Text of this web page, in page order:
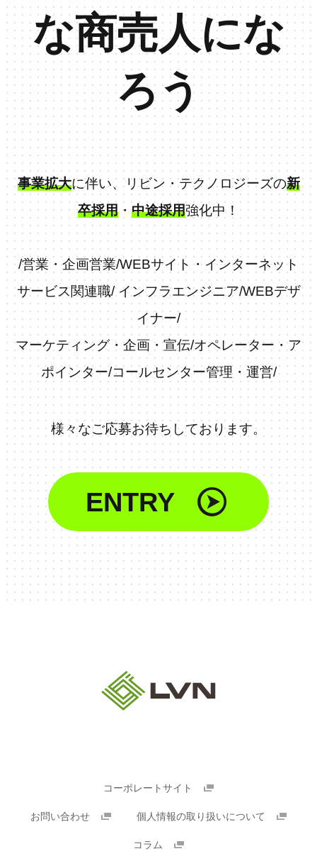
な商売人にな
ろう
事業拡大に伴い、リビン・テクノロジーズの新
卒採用 ・中途採用強化中！
/営業・企画営業/WEBサイト・インターネット
サービス関連職/インフラエンジニア/WEBデザ
イナー/
マーケティング・企画・宣伝/オペレーター・ア
ポインター/コールセンター管理・運営/
様々なご応募お待ちしております。
ENTRY
コーポレートサイト
お問い合わせ 個人情報の取り扱いについて
コラム